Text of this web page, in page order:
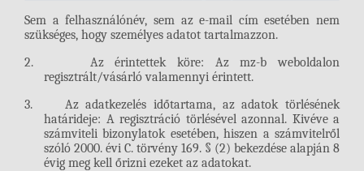
Sem a felhasználónév, sem az e-mail cím esetében nem
szükséges, hogy személyes adatot tartalmazzon.
2.
Az érintettek köre: Az mz-b weboldalon
regisztrált/vásárló valamennyi érintett.
3.
Az adatkezelés időtartama, az adatok törlésének
határideje: A regisztráció törlésével azonnal. Kivéve a
számviteli bizonylatok esetében, hiszen a számvitelről
szóló 2000. évi C. törvény 169. § (2) bekezdése alapján 8
évig meg kell őrizni ezeket az adatokat.